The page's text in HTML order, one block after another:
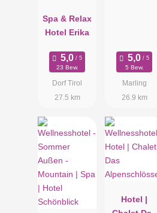
Spa & Relax
Hotel Erika
23 Bew.
Dorf Tirol
27.5 km
5 Bew.
Marling
26.9 km
Hotel |